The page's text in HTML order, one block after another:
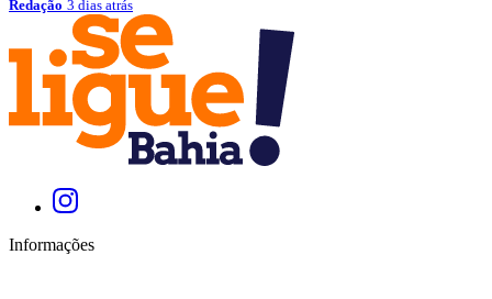
Redação 3 dias atrás
Informações